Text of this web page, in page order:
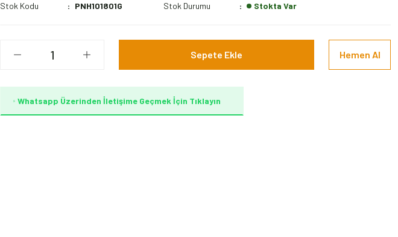
Stok Kodu PNH101801G Stok Durumu Stokta Var
Sepete Ekle Hemen Al
Whatsapp Üzerinden İletişime Geçmek İçin Tıklayın